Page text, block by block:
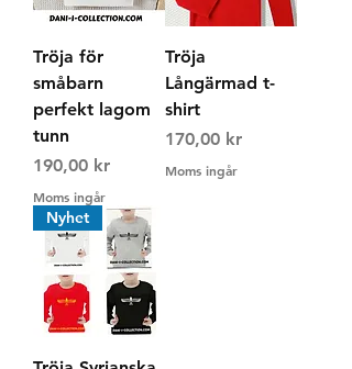
Tröja för
småbarn
perfekt lagom
tunn
Pris
190,00 kr
Moms ingår
Tröja
Långärmad t-
shirt
Pris
170,00 kr
Moms ingår
Nyhet